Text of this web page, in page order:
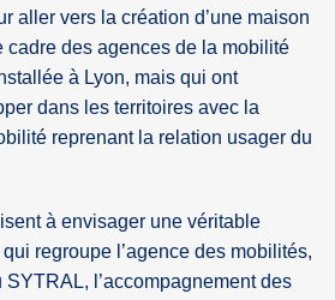
aller vers la création d’une maison
cadre des agences de la mobilité
à Lyon, mais qui ont
dans les territoires avec la
reprenant la relation usager du
à envisager une véritable
regroupe l’agence des mobilités,
SYTRAL, l’accompagnement des